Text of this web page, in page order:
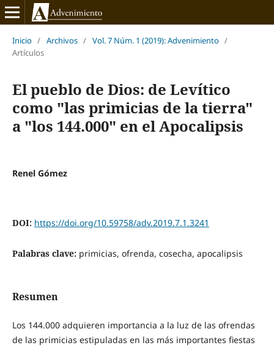
Inicio / Archivos / Vol. 7 Núm. 1 (2019): Advenimiento /
Artículos
El pueblo de Dios: de Levítico
como "las primicias de la tierra"
a "los 144.000" en el Apocalipsis
Renel Gómez
DOI: https://doi.org/10.59758/adv.2019.7.1.3241
Palabras clave: primicias, ofrenda, cosecha, apocalipsis
Resumen
Los 144.000 adquieren importancia a la luz de las ofrendas
de las primicias estipuladas en las más importantes fiestas